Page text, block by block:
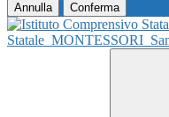
Annulla Conferma
Statale MONTESSORI